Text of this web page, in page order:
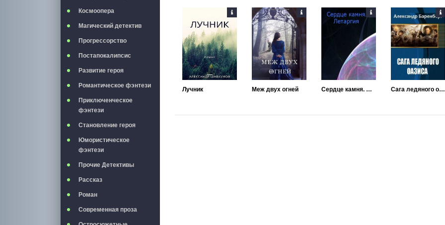
Космоопера
Магический детектив
Прогрессорство
Постапокалипсис
Развитие героя
Романтическое фэнтези
Приключенческое
фэнтези
Становление героя
Юмористическое
фэнтези
Прочие Детективы
Рассказ
Роман
Современная проза
Лучник Меж двух огней Сердце камня. Летаргия Сага ледяного оазиса